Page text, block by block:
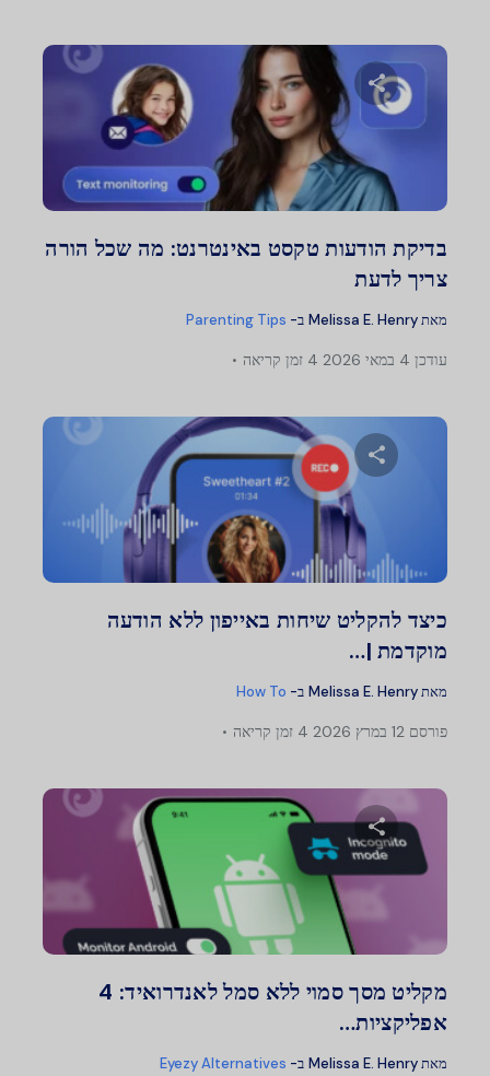
שתף מאמר זה
בדיקת הודעות טקסט באינטרנט: מה שכל הורה
צריך לדעת
מאתMelissa E. Henry ב- Parenting Tips
עודכן 4 זמן קריאה
שתף מאמר זה
כיצד להקליט שיחות באייפון ללא הודעה
מוקדמת |…
מאתMelissa E. Henry ב- How To
פורסם 4 זמן קריאה
שתף מאמר זה
מקליט מסך סמוי ללא סמל לאנדרואיד: 4
אפליקציות…
מאתMelissa E. Henry ב- Eyezy Alternatives